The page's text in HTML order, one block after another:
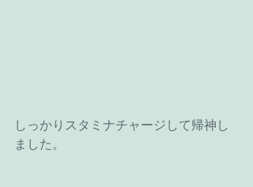
しっかりスタミナチャージして帰神し
ました。